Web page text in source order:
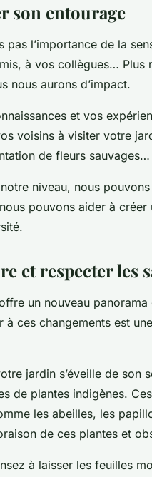
son entourage
pas l’importance de la
à vos collègues… Plus
nous aurons d’impact.
et vos
voisins à visiter votre
de fleurs sauvages…
niveau, nous
pouvons aider à
et respecter les
un nouveau
à ces changements est
jardin s’éveille de son
de plantes indigènes.
les abeilles, les
de ces plantes et
à laisser les feuilles